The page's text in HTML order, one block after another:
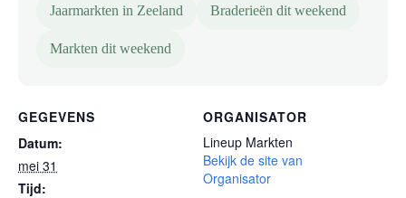
Jaarmarkten in Zeeland Braderieën dit weekend
Markten dit weekend
GEGEVENS
Datum:
mei 31
Tijd:
ORGANISATOR
Lineup Markten
Bekijk de site van
Organisator